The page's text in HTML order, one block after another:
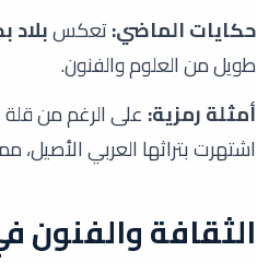
حكايات الماضي:تعكسبلاد
طويل من العلوم والفنون.
أمثلة رمزية: على الرغم من قلة
اشتهرت بتراثها العربي الأصيل،
الثقافة والفنون